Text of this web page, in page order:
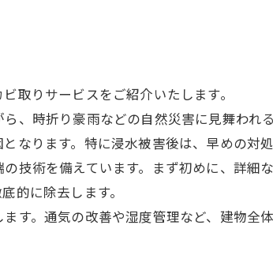
取りサービスをご紹介いたします。
、時折り豪雨などの自然災害に見舞われ
なります。特に浸水被害後は、早めの対処
技術を備えています。まず初めに、詳細
的に除去します。
す。通気の改善や湿度管理など、建物全